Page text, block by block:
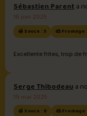
Sébastien Parenta
16 juin 2025
🍯 Sauce : 5 🧀 Fromage
Excellente frites, trop de
Serge Thibodeaua
19 mai 2025
🍯 Sauce : 8 🧀 Fromage